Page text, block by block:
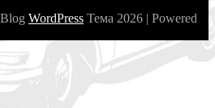
WordPress Тема 2026 | Powered